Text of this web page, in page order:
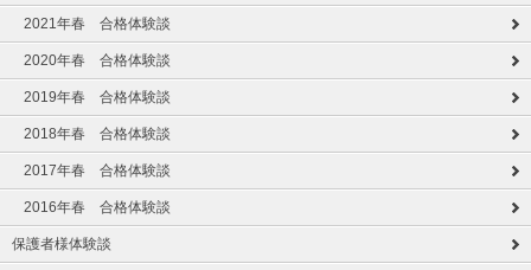
2021年春 合格体験談
2020年春 合格体験談
2019年春 合格体験談
2018年春 合格体験談
2017年春 合格体験談
2016年春 合格体験談
保護者様体験談